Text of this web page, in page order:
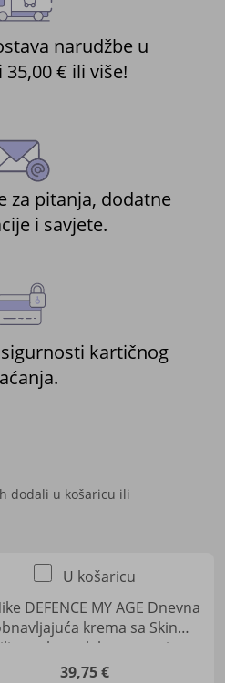
narudžbe u
€ ili više!
za pitanja, dodatne
i savjete.
kartičnog
dodali u košaricu ili
DEFENCE MY AGE Dnevna
krema sa Skin
kompleksom za njegu
zrele kože
39,75 €
U košaricu